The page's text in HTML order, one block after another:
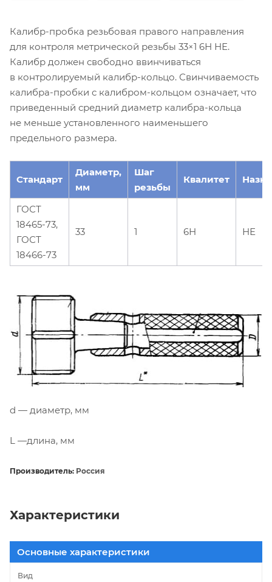
Калибр-пробка резьбовая правого направления
для контроля метрической резьбы 33×1 6Н НЕ.
Калибр должен свободно ввинчиваться
в контролируемый калибр-кольцо. Свинчиваемость
калибра-пробки с калибром-кольцом означает, что
приведенный средний диаметр калибра-кольца
не меньше установленного наименьшего
предельного размера.
Стандарт
Диаметр,
мм
Шаг
резьбы
Квалитет
ГОСТ
18465-73,
ГОСТ
18466-73
33 1 6Н НЕ
d — диаметр, мм
L —длина, мм
Производитель: Россия
Характеристики
Основные характеристики
Вид